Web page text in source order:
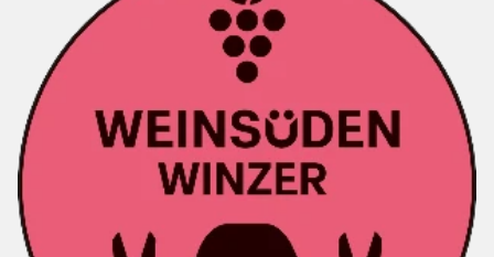
Kontaktinformationen